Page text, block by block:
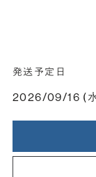
発送予定日
2026/09/16 (